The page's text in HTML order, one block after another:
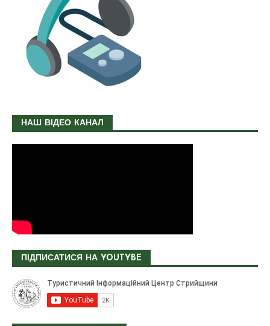
НАШ ВІДЕО КАНАЛ
ПІДПИСАТИСЯ НА YOUTYBE